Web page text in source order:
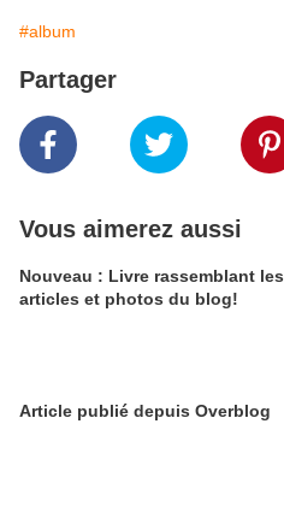
#album
Partager
Vous aimerez aussi
Nouveau : Livre rassemblant les
articles et photos du blog!
Article publié depuis Overblog